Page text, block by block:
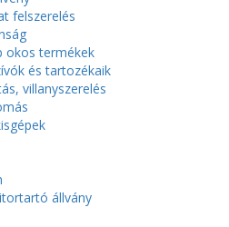
felszerelés
okos termékek
és tartozékaik
villanyszerelés
állvány